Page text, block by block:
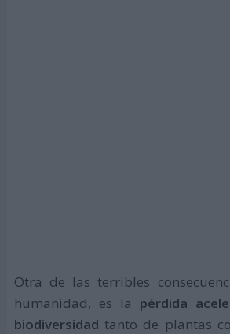
Otra de las terribles
humanidad, es la pérdida
biodiversidad tanto de plantas